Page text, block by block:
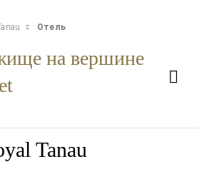
Отель
на вершине
Tanau